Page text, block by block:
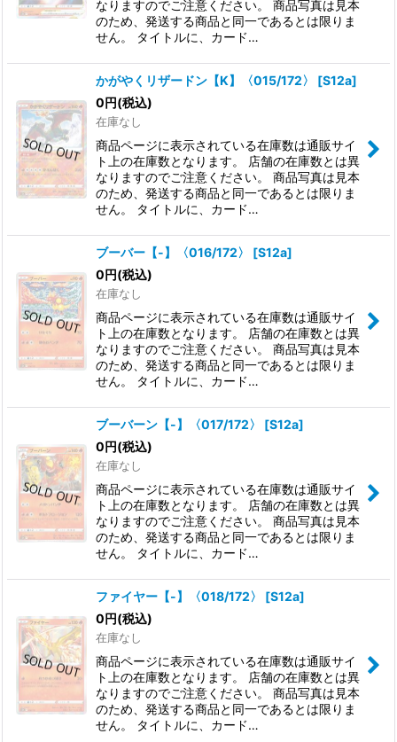
なりますのでご注意ください。 商品写真は見本
のため、発送する商品と同一であるとは限りま
せん。 タイトルに、カード…
かがやくリザードン【K】〈015/172〉 [S12a]
0円(税込)
在庫なし
商品ページに表示されている在庫数は通販サイ
ト上の在庫数となります。 店舗の在庫数とは異
なりますのでご注意ください。 商品写真は見本
のため、発送する商品と同一であるとは限りま
せん。 タイトルに、カード…
ブーバー【-】〈016/172〉 [S12a]
0円(税込)
在庫なし
商品ページに表示されている在庫数は通販サイ
ト上の在庫数となります。 店舗の在庫数とは異
なりますのでご注意ください。 商品写真は見本
のため、発送する商品と同一であるとは限りま
せん。 タイトルに、カード…
ブーバーン【-】〈017/172〉 [S12a]
0円(税込)
在庫なし
商品ページに表示されている在庫数は通販サイ
ト上の在庫数となります。 店舗の在庫数とは異
なりますのでご注意ください。 商品写真は見本
のため、発送する商品と同一であるとは限りま
せん。 タイトルに、カード…
ファイヤー【-】〈018/172〉 [S12a]
0円(税込)
在庫なし
商品ページに表示されている在庫数は通販サイ
ト上の在庫数となります。 店舗の在庫数とは異
なりますのでご注意ください。 商品写真は見本
のため、発送する商品と同一であるとは限りま
せん。 タイトルに、カード…